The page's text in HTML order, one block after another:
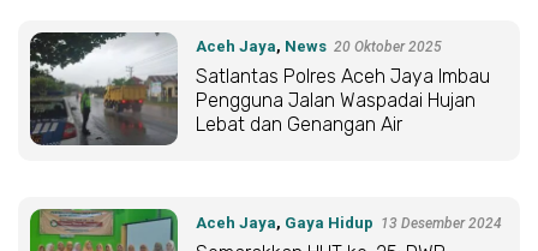
Aceh Jaya, News 20 Oktober 2025
Satlantas Polres Aceh Jaya Imbau
Pengguna Jalan Waspadai Hujan
Lebat dan Genangan Air
Aceh Jaya, Gaya Hidup 13 Desember 2024